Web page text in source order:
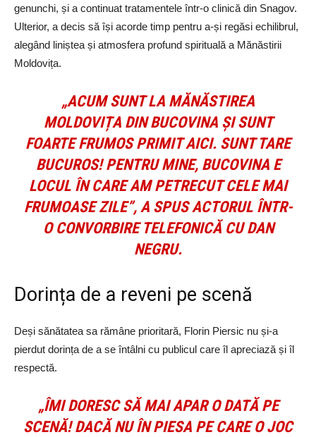
genunchi, și a continuat tratamentele într-o clinică din Snagov.
Ulterior, a decis să își acorde timp pentru a-și regăsi echilibrul,
alegând liniștea și atmosfera profund spirituală a Mănăstirii
Moldovița.
„ACUM SUNT LA MĂNĂSTIREA
MOLDOVIȚA DIN BUCOVINA ȘI SUNT
FOARTE FRUMOS PRIMIT AICI. SUNT TARE
BUCUROS! PENTRU MINE, BUCOVINA E
LOCUL ÎN CARE AM PETRECUT CELE MAI
FRUMOASE ZILE”, A SPUS ACTORUL ÎNTR-
O CONVORBIRE TELEFONICĂ CU DAN
NEGRU.
Dorința de a reveni pe scenă
Deși sănătatea sa rămâne prioritară, Florin Piersic nu și-a
pierdut dorința de a se întâlni cu publicul care îl apreciază și îl
respectă.
„ÎMI DORESC SĂ MAI APAR O DATĂ PE
SCENĂ! DACĂ NU ÎN PIESA PE CARE O JOC